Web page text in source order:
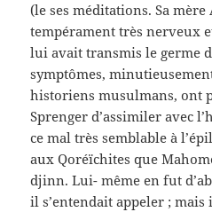
(le ses méditations. Sa
tempérament très nerveux
lui avait transmis le germe
symptômes,
historiens musulmans, ont
Sprenger d’assimiler avec
ce mal très semblable à
aux Qoréïchites que
djinn. Lui- même en fut
il s’entendait appeler ;